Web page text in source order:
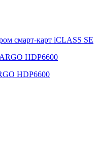
смарт-карт iCLASS SE
HDP6600